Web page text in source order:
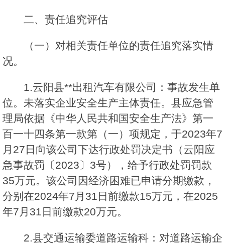
二、责任追究评估
（一）对相关责任单位的责任追究落实情
况。
1.云阳县**出租汽车有限公司：事故发生单
位。未落实企业安全生产主体责任。县应急管
理局依据《中华人民共和国安全生产法》第一
百一十四条第一款第（一）项规定，于2023年7
月27日向该公司下达行政处罚决定书（云阳应
急事故罚〔2023〕3号），给予行政处罚罚款
35万元。该公司因经济困难已申请分期缴款，
分别在2024年7月31日前缴款15万元，在2025
年7月31日前缴款20万元。
2.县交通运输委道路运输科：对道路运输企